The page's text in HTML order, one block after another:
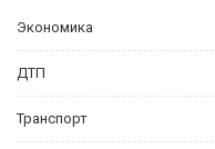
Экономика
ДТП
Транспорт